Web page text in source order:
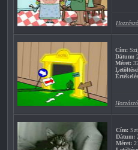
Cím:
Dátum:
Méret:
Cím:
Dátum:
Méret: